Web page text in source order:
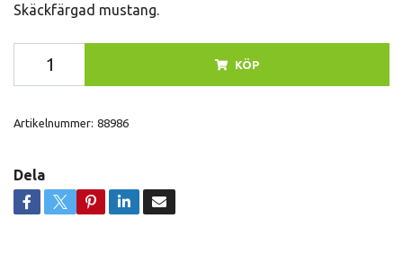
Skäckfärgad mustang.
KÖP
Artikelnummer: 88986
Dela